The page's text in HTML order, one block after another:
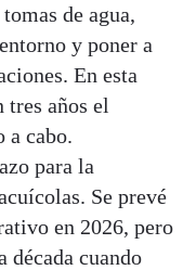
de agua,
y poner a
En esta
tres años el
a cabo.
para la
Se prevé
en 2026, pero
década cuando